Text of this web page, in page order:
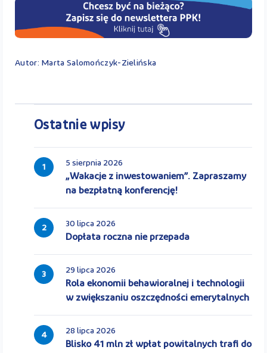
Autor: Marta Salomończyk-Zielińska
Ostatnie wpisy
1 5 sierpnia 2026
„Wakacje z inwestowaniem”. Zapraszamy
na bezpłatną konferencję!
2 30 lipca 2026
Dopłata roczna nie przepada
3 29 lipca 2026
Rola ekonomii behawioralnej i technologii
w zwiększaniu oszczędności emerytalnych
4 28 lipca 2026
Blisko 41 mln zł wpłat powitalnych trafi do